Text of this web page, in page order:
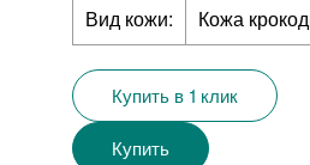
Вид кожи:
Кожа
Купить в 1 клик
Купить